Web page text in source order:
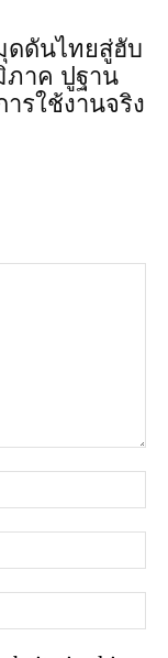
ดดันไทยสู่ฮับ
ภาค ปูฐาน
รใช้งานจริง